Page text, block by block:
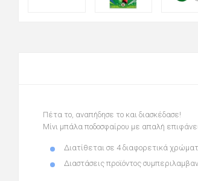
Πέτα το, αναπήδησε το και διασκέδασε!
Μίνι μπάλα ποδοσφαίρου με απαλή
Διατίθεται σε 4 διαφορετικά
Διαστάσεις προϊόντος